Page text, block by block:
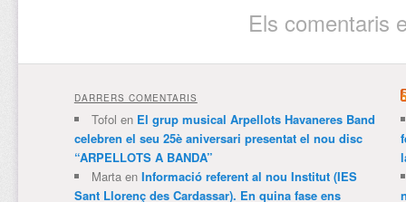
Els comentaris
DARRERS COMENTARIS
Tofol en El grup musical Arpellots Havaneres Band
celebren el seu 25è aniversari presentat el nou disc
“ARPELLOTS A BANDA”
Martaen Informació referent al nou Institut (IES
Sant Llorenç des Cardassar). En quina fase ens